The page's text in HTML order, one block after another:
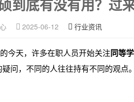
到底有没有用？过
2025-06-12 行业资讯
今天，许多在职人员开始关注 同等
疑问，不同的人往往持有不同的观